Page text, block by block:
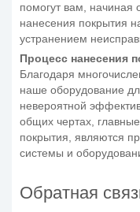
помогут вам, начиная
нанесения покрытия
устранением
Процесс нанесения
Благодаря
наше оборудование
невероятной
общих чертах,
покрытия, являются
системы и
Обратная